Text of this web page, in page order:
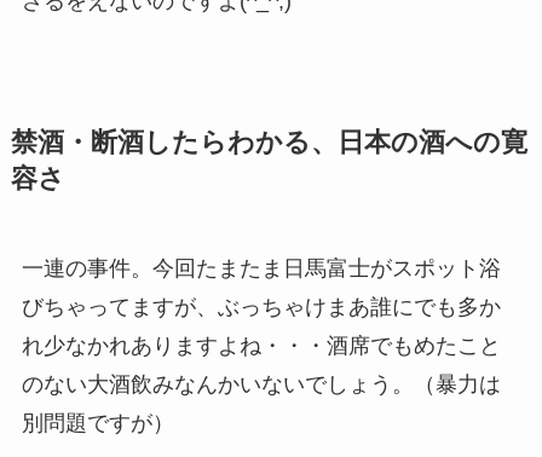
禁酒・断酒したらわかる、日本の酒への寛
容さ
一連の事件。今回たまたま日馬富士がスポット浴
びちゃってますが、ぶっちゃけまあ誰にでも多か
れ少なかれありますよね・・・酒席でもめたこと
のない大酒飲みなんかいないでしょう。（暴力は
別問題ですが）